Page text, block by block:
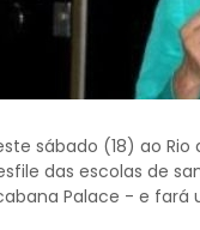
sábado (18) ao
das escolas de
Palace - e fará